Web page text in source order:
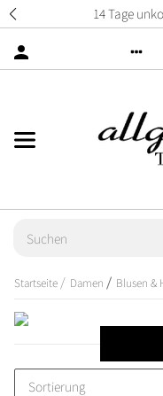
14 Tage
Startseite Damen Blusen &
Sortierung